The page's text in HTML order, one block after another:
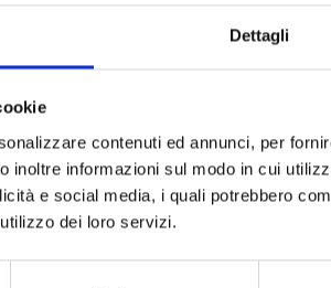
Dettagli
contenuti ed annunci, per
inoltre informazioni sul modo in cui
e social media, i quali potrebbero
dei loro servizi.
le organizzazioni della società civile,
centri di ricerca ed enti privati di
oggetto di questo processo in
a presentare le proprie proposte
via posta elettronica, con tutti gli
agli indirizzi: